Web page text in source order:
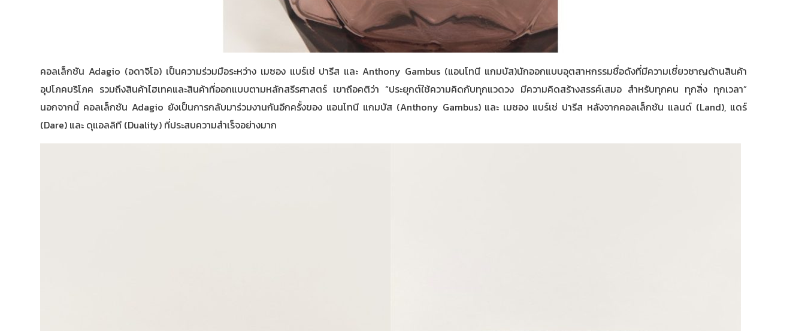
คอลเล็กชัน Adagio (อดาจิโอ) เป็นความร่วมมือระหว่าง เมซอง แบร์เช่ ปารีส และ Anthony Gambus (แอนโทนี แกมบัส)นักออกแบบอุตสาหกรรมชื่อดังที่มีความเชี่ยวชาญด้านสินค้า
อุปโภคบริโภค รวมถึงสินค้าไฮเทคและสินค้าที่ออกแบบตามหลักสรีรศาสตร์ เขาถือคติว่า “ประยุกต์ใช้ความคิดกับทุกแวดวง มีความคิดสร้างสรรค์เสมอ สำหรับทุกคน ทุกสิ่ง ทุกเวลา”
นอกจากนี้ คอลเล็กชัน Adagio ยังเป็นการกลับมาร่วมงานกันอีกครั้งของ แอนโทนี แกมบัส (Anthony Gambus) และ เมซอง แบร์เช่ ปารีส หลังจากคอลเล็กชัน แลนด์ (Land), แดร์
(Dare) และ ดุแอลลิที (Duality) ที่ประสบความสำเร็จอย่างมาก